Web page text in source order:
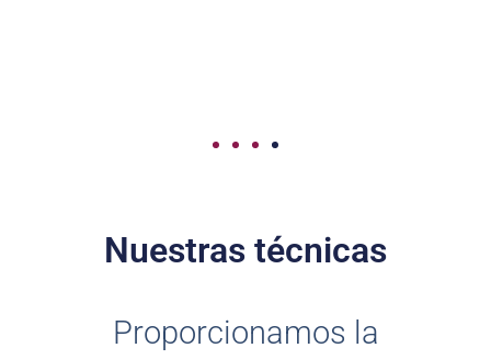
Nuestras técnicas
Proporcionamos la